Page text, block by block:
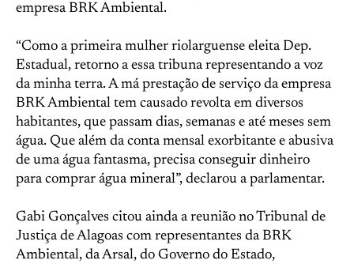
empresa BRK Ambiental.
“Como a primeira mulher riolarguense eleita Dep.
Estadual, retorno a essa tribuna representando a voz
da minha terra. A má prestação de serviço da empresa
BRK Ambiental tem causado revolta em diversos
habitantes, que passam dias, semanas e até meses sem
água. Que além da conta mensal exorbitante e abusiva
de uma água fantasma, precisa conseguir dinheiro
para comprar água mineral”, declarou a parlamentar.
Gabi Gonçalves citou ainda a reunião no Tribunal de
Justiça de Alagoas com representantes da BRK
Ambiental, da Arsal, do Governo do Estado,